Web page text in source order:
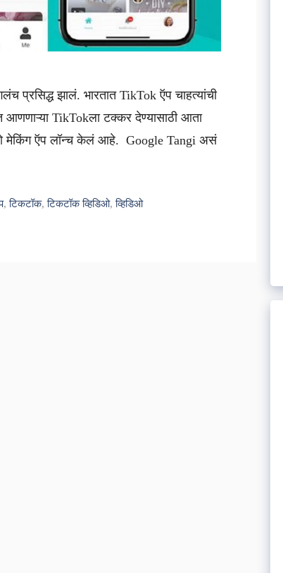
प्रसिद्ध झालं. भारतात TikTok ऍप चाहत्यांची
आणणाऱ्या TikTokला टक्कर देण्यासाठी आता
मेकिंग ऍप लॉन्च केलं आहे. Google Tangi असं
,टिकटॉक,टिकटॉक व्हिडिओ,व्हिडिओ